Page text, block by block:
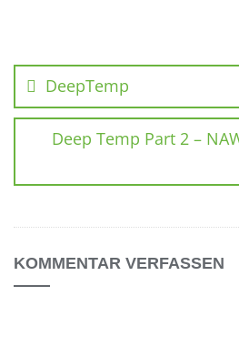
DeepTemp
Deep Temp Part 2 –
KOMMENTAR VERFASSEN